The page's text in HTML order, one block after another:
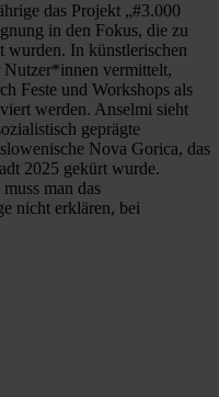
das Projekt „#3.000
in den Fokus, die zu
In künstlerischen
Nutzer*innen vermittelt,
Feste und Workshops als
werden. Anselmi sieht
geprägte
Nova Gorica, das
2025 gekürt wurde.
man das
nicht erklären, bei